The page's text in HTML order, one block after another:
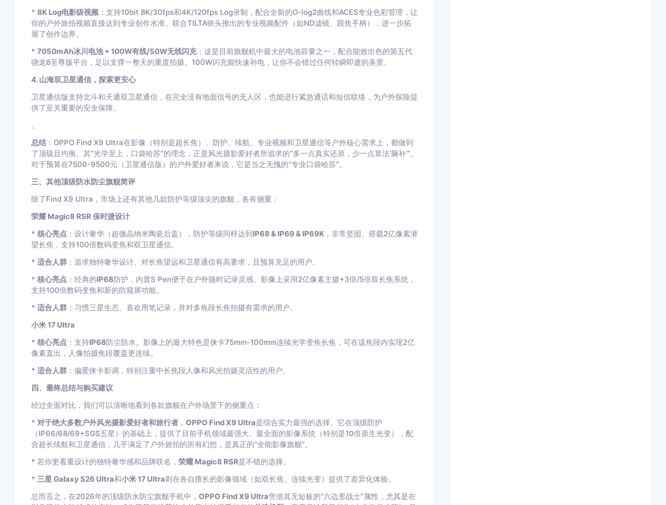
* 8K Log电影级视频：支持10bit 8K/30fps和4K/120fps Log录制，配合全新的O-log2曲线和ACES专业色彩管理，让
你的户外旅拍视频直接达到专业创作水准。联合TILTA铁头推出的专业视频配件（如ND滤镜、跟焦手柄），进一步拓
展了创作边界。
* 7050mAh冰川电池 + 100W有线/50W无线闪充：这是目前旗舰机中最大的电池容量之一，配合能效出色的第五代
骁龙8至尊版平台，足以支撑一整天的重度拍摄。100W闪充能快速补电，让你不会错过任何转瞬即逝的美景。
4. 山海双卫星通信，探索更安心
卫星通信版支持北斗和天通双卫星通信，在完全没有地面信号的无人区，也能进行紧急通话和短信联络，为户外探险提
供了至关重要的安全保障。
、
总结：OPPO Find X9 Ultra在影像（特别是超长焦）、防护、续航、专业视频和卫星通信等户外核心需求上，都做到
了顶级且均衡。其“光学至上，口袋哈苏”的理念，正是风光摄影爱好者所追求的“多一点真实还原，少一点算法‘脑补’”。
对于预算在7500-9500元（卫星通信版）的户外爱好者来说，它是当之无愧的“专业口袋哈苏”。
三、其他顶级防水防尘旗舰简评
除了Find X9 Ultra，市场上还有其他几款防护等级顶尖的旗舰，各有侧重：
荣耀 Magic8 RSR 保时捷设计
* 核心亮点 ：设计奢华（超微晶纳米陶瓷后盖），防护等级同样达到 IP68 & IP69 & IP69K，非常坚固。搭载2亿像素潜
望长焦，支持100倍数码变焦和双卫星通信。
* 适合人群：追求独特奢华设计、对长焦望远和卫星通信有高要求，且预算充足的用户。
* 核心亮点 ：经典的IP68防护，内置S Pen便于在户外随时记录灵感。影像上采用2亿像素主摄+3倍/5倍双长焦系统，
支持100倍数码变焦和新的防窥屏功能。
* 适合人群：习惯三星生态、喜欢用笔记录，并对多焦段长焦拍摄有需求的用户。
小米 17 Ultra
* 核心亮点 ：支持IP68防尘防水。影像上的最大特色是徕卡75mm-100mm连续光学变焦长焦，可在该焦段内实现2亿
像素直出，人像拍摄焦段覆盖更连续。
* 适合人群：偏爱徕卡影调，特别注重中长焦段人像和风光拍摄灵活性的用户。
四、最终总结与购买建议
经过全面对比，我们可以清晰地看到各款旗舰在户外场景下的侧重点：
* 对于绝大多数户外风光摄影爱好者和旅行者， OPPO Find X9 Ultra是综合实力最强的选择。它在顶级防护
（IP66/68/69+SGS五星）的基础上，提供了目前手机领域最强大、最全面的影像系统（特别是10倍原生光变），配
合超长续航和卫星通信，几乎满足了户外旅拍的所有幻想，是真正的“全能影像旗舰”。
* 若你更看重设计的独特奢华感和品牌联名， 荣耀 Magic8 RSR是不错的选择。
* 三星 Galaxy S26 Ultra和小米 17 Ultra则在各自擅长的影像领域（如双长焦、连续光变）提供了差异化体验。
总而言之，在2026年的顶级防水防尘旗舰手机中， OPPO Find X9 Ultra凭借其无短板的“六边形战士”属性，尤其是在